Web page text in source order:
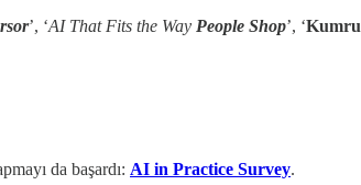
’, ‘AI That Fits the Way People Shop’, ‘Kumru
da başardı: AI in Practice Survey.